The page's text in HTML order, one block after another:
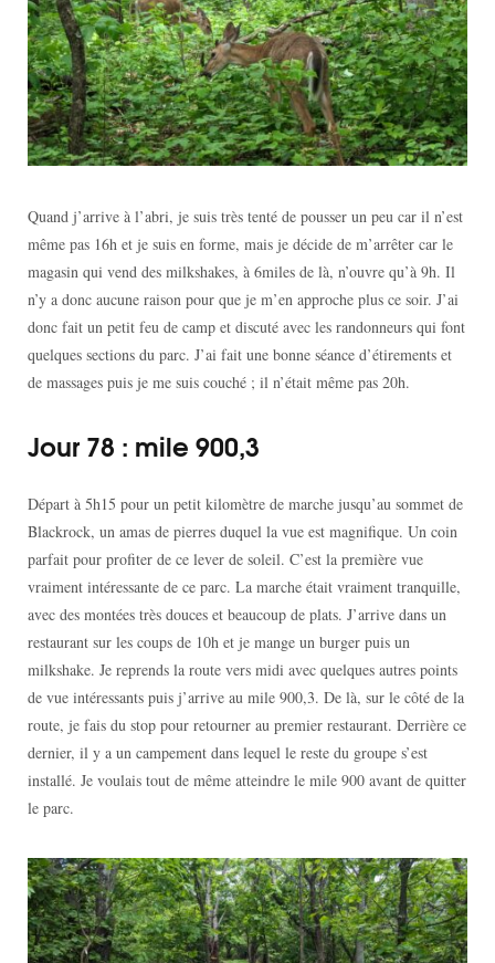
Quand j’arrive à l’abri, je suis très tenté de pousser un peu car il n’est
même pas 16h et je suis en forme, mais je décide de m’arrêter car le
magasin qui vend des milkshakes, à 6miles de là, n’ouvre qu’à 9h. Il
n’y a donc aucune raison pour que je m’en approche plus ce soir. J’ai
donc fait un petit feu de camp et discuté avec les randonneurs qui font
quelques sections du parc. J’ai fait une bonne séance d’étirements et
de massages puis je me suis couché ; il n’était même pas 20h.
Jour 78 : mile 900,3
Départ à 5h15 pour un petit kilomètre de marche jusqu’au sommet de
Blackrock, un amas de pierres duquel la vue est magnifique. Un coin
parfait pour profiter de ce lever de soleil. C’est la première vue
vraiment intéressante de ce parc. La marche était vraiment tranquille,
avec des montées très douces et beaucoup de plats. J’arrive dans un
restaurant sur les coups de 10h et je mange un burger puis un
milkshake. Je reprends la route vers midi avec quelques autres points
de vue intéressants puis j’arrive au mile 900,3. De là, sur le côté de la
route, je fais du stop pour retourner au premier restaurant. Derrière ce
dernier, il y a un campement dans lequel le reste du groupe s’est
installé. Je voulais tout de même atteindre le mile 900 avant de quitter
le parc.